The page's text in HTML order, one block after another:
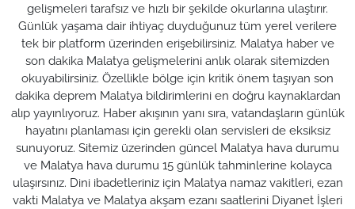
gelişmeleri tarafsız ve hızlı bir şekilde okurlarına ulaştırır.
Günlük yaşama dair ihtiyaç duyduğunuz tüm yerel verilere
tek bir platform üzerinden erişebilirsiniz. Malatya haber ve
son dakika Malatya gelişmelerini anlık olarak sitemizden
okuyabilirsiniz. Özellikle bölge için kritik önem taşıyan son
dakika deprem Malatya bildirimlerini en doğru kaynaklardan
alıp yayınlıyoruz. Haber akışının yanı sıra, vatandaşların günlük
hayatını planlaması için gerekli olan servisleri de eksiksiz
sunuyoruz. Sitemiz üzerinden güncel Malatya hava durumu
ve Malatya hava durumu 15 günlük tahminlerine kolayca
ulaşırsınız. Dini ibadetleriniz için Malatya namaz vakitleri, ezan
vakti Malatya ve Malatya akşam ezanı saatlerini Diyanet İşleri